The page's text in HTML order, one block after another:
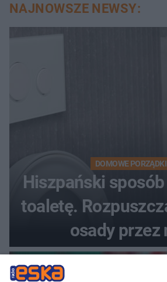
NAJNOWSZE NEWSY:
DOMOWE PORZĄDKI
Hiszpański
toaletę.
osady przez